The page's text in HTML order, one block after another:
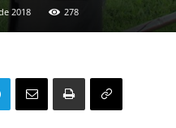
2018 278